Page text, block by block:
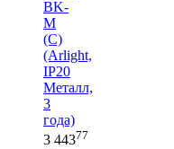
BK-
M
(C)
(Arlight,
IP20
Металл,
3
года)
3 44377